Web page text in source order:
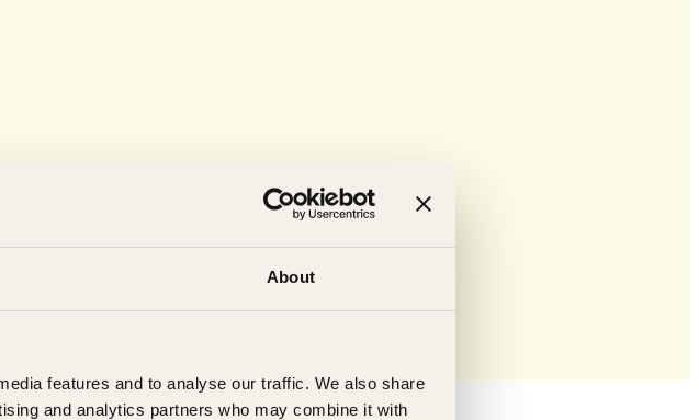
About
features and to analyse our traffic. We also share
and analytics partners who may combine it with